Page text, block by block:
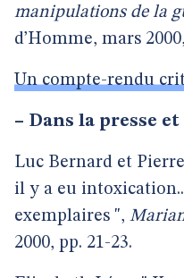
manipulations de la
d’Homme, mars
Un compte-rendu
– Dans la presse et
Luc Bernard et
il y a eu
exemplaires ",
2000, pp. 21-23.